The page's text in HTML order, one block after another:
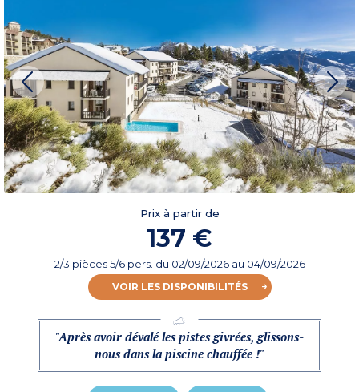
Prix à partir de
137 €
2/3 pièces 5/6 pers. du 02/09/2026au 04/09/2026
VOIR LES DISPONIBILITÉS
"Après avoir dévalé les pistes givrées, glissons-
nous dans la piscine chauffée !"